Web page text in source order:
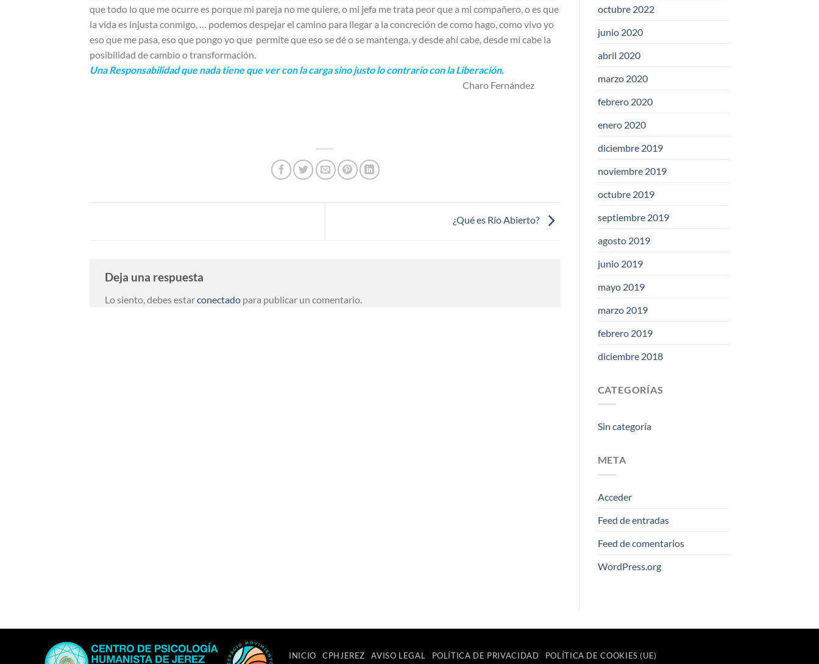
que todo lo que me ocurre es porque mi pareja no me quiere, o mi jefa me trata peor que a mi compañero, o es que
la vida es injusta conmigo, … podemos despejar el camino para llegar a la concreción de como hago, como vivo yo
eso que me pasa, eso que pongo yo que permite que eso se dé o se mantenga, y desde ahí cabe, desde mí cabe la
posibilidad de cambio o transformación.
Una Responsabilidad que nada tiene que ver con la carga sino justo lo contrario con la Liberación.
Charo Fernández
¿Qué es Río Abierto?
Deja una respuesta
Lo siento, debes estarconectado para publicar un comentario.
octubre 2022
junio 2020
abril 2020
marzo 2020
febrero 2020
enero 2020
diciembre 2019
noviembre 2019
octubre 2019
septiembre 2019
agosto 2019
junio 2019
mayo 2019
marzo 2019
febrero 2019
diciembre 2018
CATEGORÍAS
Sin categoría
META
Acceder
Feed de entradas
Feed de comentarios
WordPress.org
INICIO CPHJEREZ AVISO LEGAL POLÍTICA DE PRIVACIDAD POLÍTICA DE COOKIES (UE)